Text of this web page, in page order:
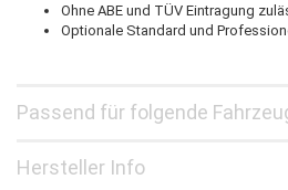
Ohne ABE und TÜV Eintragung
Optionale Standard und
Passend für folgende
Hersteller Info